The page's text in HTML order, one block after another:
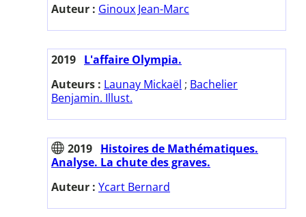
Auteur : Ginoux Jean-Marc
2019 L'affaire Olympia.
Auteurs : Launay Mickaël ; Bachelier
Benjamin. Illust.
2019 Histoires de Mathématiques.
Analyse. La chute des graves.
Auteur : Ycart Bernard